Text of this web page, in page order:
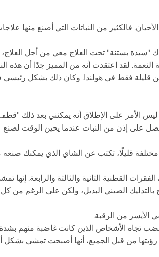
فالكثير من النباتات التي أصنع منها
بستنة" تحت العلاج معي من أجل العلاج،
لقد اعتقدت أنه من المميز جدًا أن هذه
قليلة فقط في هولندا. وكان ذلك بشكل
الأمر على الإطلاق أنه يمكنني بعد ذلك "قطف
على إذن من النبات عندما يحين الوقت لصنع
قليلًا، تكتب عن الشاي الذي يمكنك صنعه
القطنية الثانية والثالثة والرابعة. إنها
الصيني البديل، ولكن على الرغم من كل
الأيسر من الرقبة.
تجاه الأشخاص الذين كانت غاضبة منهم
رؤيتها من قبل الجميع، أنها أصبحت تمشي بشكل